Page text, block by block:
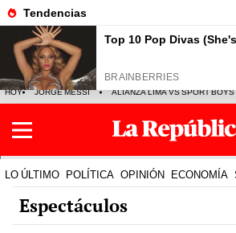
HOY JORGE MESSI ALIANZA LIMA VS SPORT BOYS
LO ÚLTIMO POLÍTICA OPINIÓN ECONOMÍA
Espectáculos